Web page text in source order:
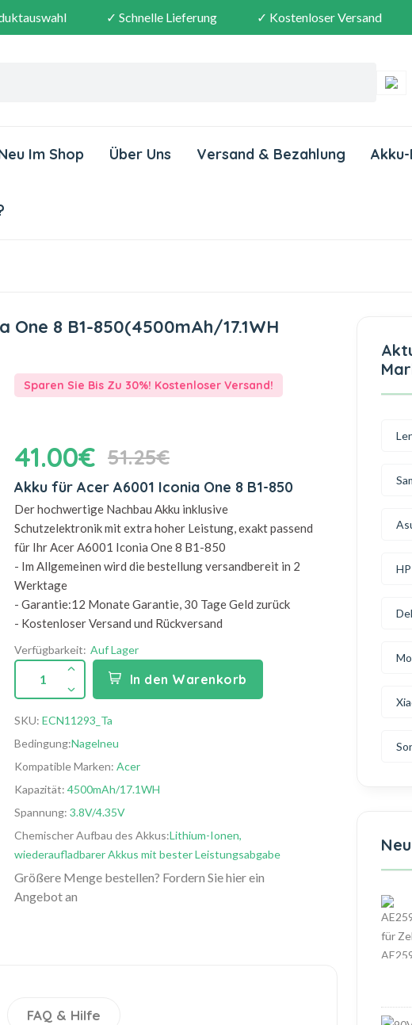
✓ Schnelle Lieferung ✓ Kostenloser Versand
Im Shop Über Uns Versand & Bezahlung
One 8 B1-850(4500mAh/17.1WH
Sparen Sie Bis Zu 30%! Kostenloser Versand!
41.00€ 51.25€
Akku für Acer A6001 Iconia One 8 B1-850
Der hochwertige Nachbau Akku inklusive
Schutzelektronik mit extra hoher Leistung, exakt passend
für Ihr Acer A6001 Iconia One 8 B1-850
- Im Allgemeinen wird die bestellung versandbereit in 2
Werktage
- Garantie:12 Monate Garantie, 30 Tage Geld zurück
- Kostenloser Versand und Rückversand
Verfügbarkeit: Auf Lager
1 In den Warenkorb
SKU: ECN11293_Ta
Bedingung:Nagelneu
Kompatible Marken: Acer
Kapazität: 4500mAh/17.1WH
Spannung: 3.8V/4.35V
Chemischer Aufbau des Akkus:Lithium-Ionen,
wiederaufladbarer Akkus mit bester Leistungsabgabe
Größere Menge bestellen? Fordern Sie hier ein
Angebot an
FAQ & Hilfe